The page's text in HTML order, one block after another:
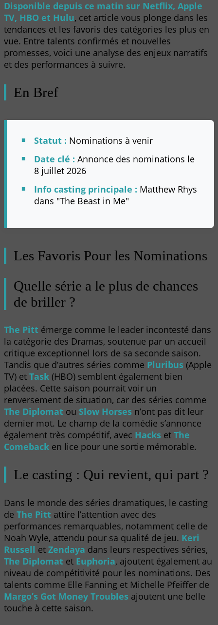
Disponible depuis ce matin sur Netflix, Apple
TV, HBO et Hulu, cet article vous plonge dans les
tendances et les favoris des catégories les plus en
vue. Entre talents confirmés et nouvelles
promesses, voici une analyse des enjeux narratifs
et des performances à suivre.
En Bref
Statut : Nominations à venir
Date clé : Annonce des nominations le
8 juillet 2026
Info casting principale : Matthew Rhys
dans "The Beast in Me"
Les Favoris Pour les Nominations
Quelle série a le plus de chances
de briller ?
The Pitt émerge comme le leader incontesté dans
la catégorie des Dramas, soutenue par un accueil
critique exceptionnel lors de sa seconde saison.
Tandis que d’autres séries comme Pluribus (Apple
TV) et Task (HBO) semblent également bien
placées. Cette saison pourrait voir un
renversement de situation, car des séries comme
The Diplomat ou Slow Horses n’ont pas dit leur
dernier mot. Le champ de la comédie s’annonce
également très compétitif, avec Hacks et The
Comeback en lice pour une sortie mémorable.
Le casting : Qui revient, qui part ?
Dans le monde des séries dramatiques, le casting
de The Pitt attire l’attention avec des
performances remarquables, notamment celle de
Noah Wyle, attendu pour sa qualité de jeu. Keri
Russell et Zendaya dans leurs respectives séries,
The Diplomat et Euphoria, ajoutent également au
niveau de compétitivité pour les nominations. Des
talents comme Elle Fanning et Michelle Pfeiffer de
Margo’s Got Money Troubles ajoutent une belle
touche à cette saison.